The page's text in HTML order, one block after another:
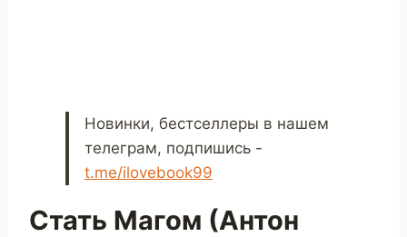
Новинки, бестселлеры в нашем
телеграм, подпишись -
t.me/ilovebook99
Стать Магом (Антон